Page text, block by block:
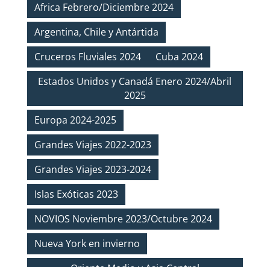
Africa Febrero/Diciembre 2024
Argentina, Chile y Antártida
Cruceros Fluviales 2024
Cuba 2024
Estados Unidos y Canadá Enero 2024/Abril
2025
Europa 2024-2025
Grandes Viajes 2022-2023
Grandes Viajes 2023-2024
Islas Exóticas 2023
NOVIOS Noviembre 2023/Octubre 2024
Nueva York en invierno